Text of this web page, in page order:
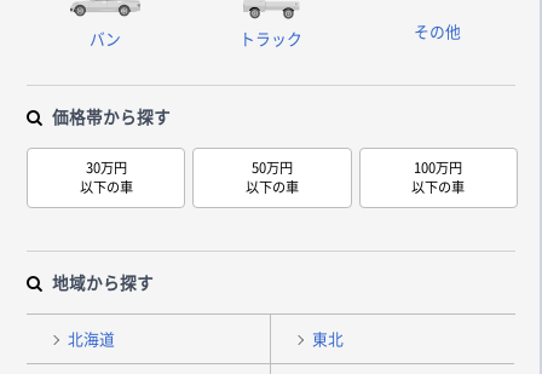
バン トラック その他
価格帯から探す
30万円
以下の車
50万円
以下の車
100万円
以下の車
地域から探す
北海道 東北